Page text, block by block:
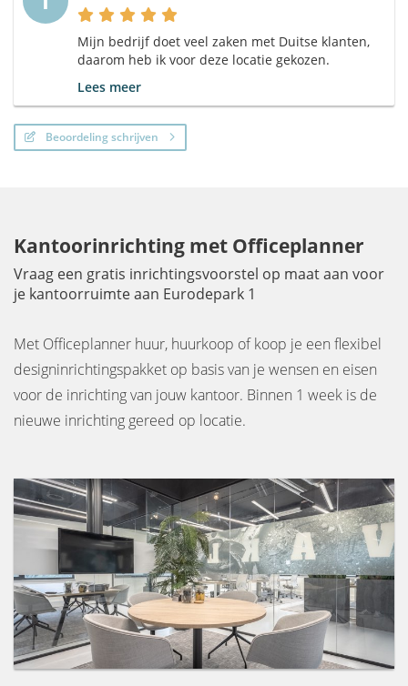
Mijn bedrijf doet veel zaken met Duitse klanten,
daarom heb ik voor deze locatie gekozen.
Lees meer
Beoordeling schrijven
Kantoorinrichting met Officeplanner
Vraag een gratis inrichtingsvoorstel op maat aan voor
je kantoorruimte aan Eurodepark 1
Met Officeplanner huur, huurkoop of koop je een flexibel
designinrichtingspakket op basis van je wensen en eisen
voor de inrichting van jouw kantoor. Binnen 1 week is de
nieuwe inrichting gereed op locatie.